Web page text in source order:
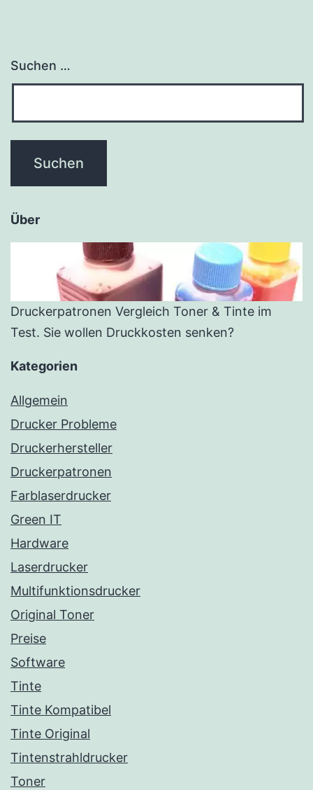
Suchen …
Über
Druckerpatronen Vergleich Toner & Tinte im
Test. Sie wollen Druckkosten senken?
Kategorien
Allgemein
Drucker Probleme
Druckerhersteller
Druckerpatronen
Farblaserdrucker
Green IT
Hardware
Laserdrucker
Multifunktionsdrucker
Original Toner
Preise
Software
Tinte
Tinte Kompatibel
Tinte Original
Tintenstrahldrucker
Toner